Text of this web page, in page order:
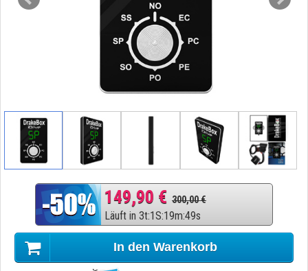
149,90 € 300,00 €
Läuft in 3t:1S:19m:48s
In den Warenkorb